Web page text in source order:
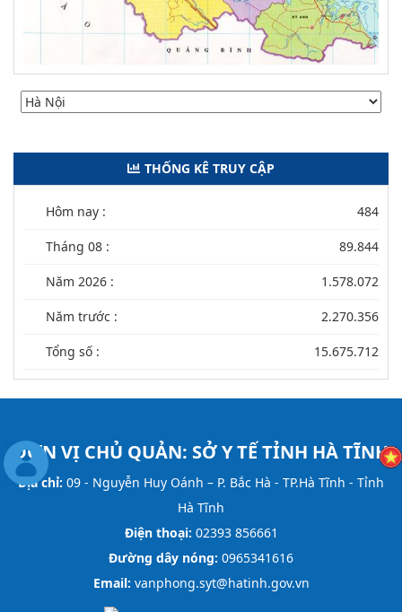
THỐNG KÊ TRUY CẬP
Hôm nay : 484
Tháng 08 : 89.844
Năm 2026 : 1.578.072
Năm trước : 2.270.356
Tổng số : 15.675.712
ĐƠN VỊ CHỦ QUẢN: SỞ Y TẾ TỈNH HÀ TĨNH
Địa chỉ: 09 - Nguyễn Huy Oánh – P. Bắc Hà - TP.Hà Tĩnh - Tỉnh
Hà Tĩnh
Điện thoại: 02393 856661
Đường dây nóng: 0965341616
Email: vanphong.syt@hatinh.gov.vn